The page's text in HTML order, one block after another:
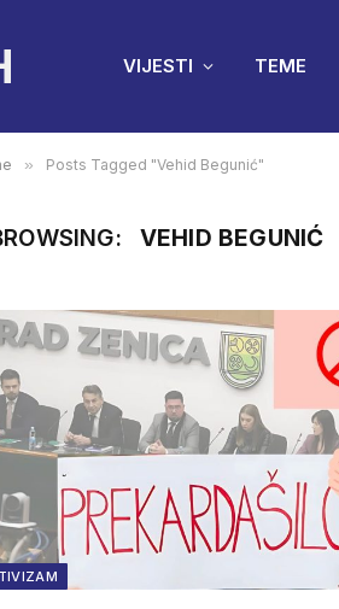
VIJESTI TEME
» Posts Tagged "Vehid Begunić"
VEHID BEGUNIĆ